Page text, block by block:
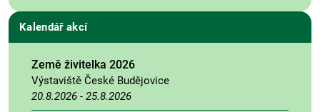
Kalendář akcí
Země živitelka 2026
Výstaviště České Budějovice
20.8.2026 - 25.8.2026